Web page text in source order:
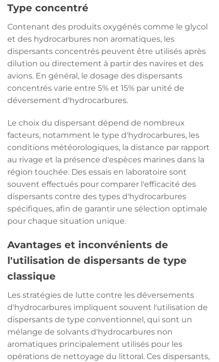
Type concentré
Contenant des produits oxygénés comme le glycol
et des hydrocarbures non aromatiques, les
dispersants concentrés peuvent être utilisés après
dilution ou directement à partir des navires et des
avions. En général, le dosage des dispersants
concentrés varie entre 5% et 15% par unité de
déversement d'hydrocarbures.
Le choix du dispersant dépend de nombreux
facteurs, notamment le type d'hydrocarbures, les
conditions météorologiques, la distance par rapport
au rivage et la présence d'espèces marines dans la
région touchée. Des essais en laboratoire sont
souvent effectués pour comparer l'efficacité des
dispersants contre des types d'hydrocarbures
spécifiques, afin de garantir une sélection optimale
pour chaque situation unique.
Avantages et inconvénients de
l'utilisation de dispersants de type
classique
Les stratégies de lutte contre les déversements
d'hydrocarbures impliquent souvent l'utilisation de
dispersants de type conventionnel, qui sont un
mélange de solvants d'hydrocarbures non
aromatiques principalement utilisés pour les
opérations de nettoyage du littoral. Ces dispersants,